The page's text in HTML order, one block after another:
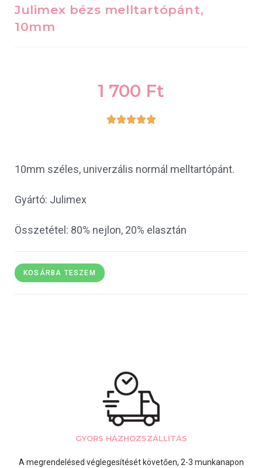
Julimex bézs melltartópánt,
10mm
1 700 Ft

10mm széles, univerzális normál melltartópánt.
Gyártó: Julimex
Összetétel: 80% nejlon, 20% elasztán
KOSÁRBA TESZEM
GYORS HÁZHOZSZÁLLÍTÁS
A megrendelésed véglegesítését követően, 2-3 munkanapon